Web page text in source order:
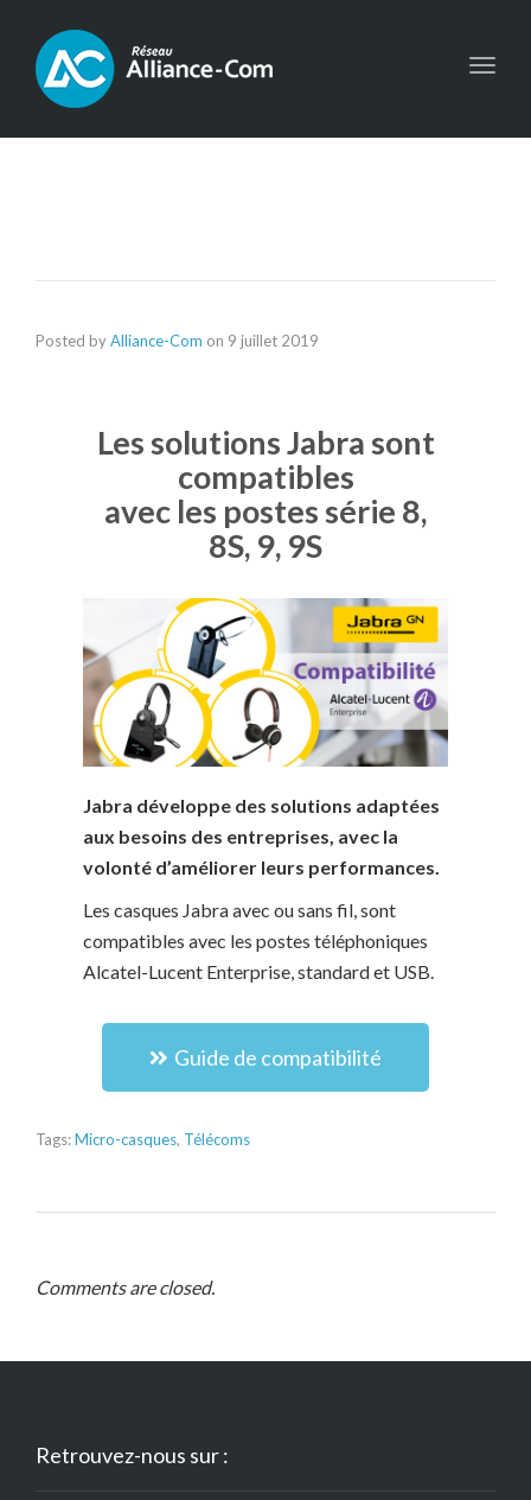
Posted byAlliance-Com on 9 juillet 2019
Les solutions Jabra sont
compatibles
avec les postes série 8,
8S, 9, 9S
Jabra développe des solutions adaptées
aux besoins des entreprises, avec la
volonté d’améliorer leurs performances.
Les casques Jabra avec ou sans fil, sont
compatibles avec les postes téléphoniques
Alcatel-Lucent Enterprise, standard et USB.
Guide de compatibilité
Tags:Micro-casques, Télécoms
Comments are closed.
Retrouvez-nous sur :